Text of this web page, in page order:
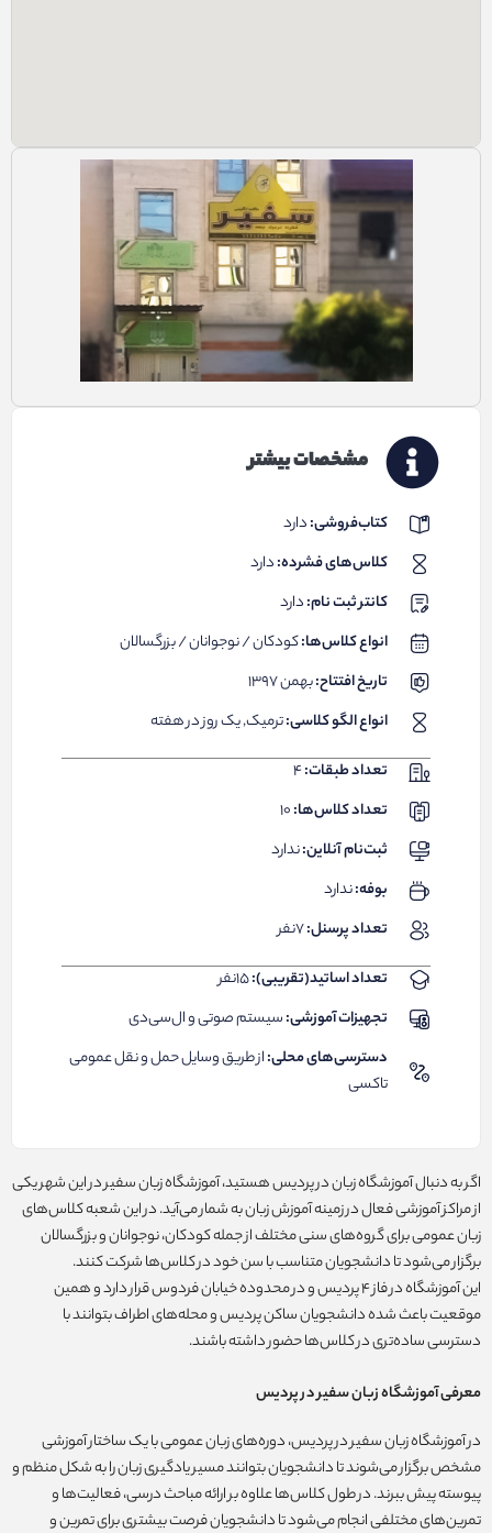
مشخصات بیشتر
کتاب‌فروشی:دارد
کلاس‌های فشرده:دارد
کانتر ثبت نام:دارد
انواع کلاس‌ها:کودکان / نوجوانان / بزرگسالان
تاریخ افتتاح:بهمن ۱۳۹۷
انواع الگو کلاسی:ترمیک, یک روز در هفته
تعداد طبقات:۴
تعداد کلاس‌ها:
ثبت‌نام آنلاین:ندارد
بوفه:ندارد
تعداد پرسنل:
تعداد اساتید(تقریبی):
تجهیزات آموزشی:سیستم صوتی و ال‌سی‌دی
دسترسی‌های محلی:از طریق وسایل حمل و نقل عمومی
تاکسی
اگر به دنبال آموزشگاه زبان در پردیس هستید، آموزشگاه زبان سفیر در این شهر یکی
از مراکز آموزشی فعال در زمینه آموزش زبان به شمار می‌آید. در این شعبه کلاس‌های
زبان عمومی برای گروه‌های سنی مختلف از جمله کودکان، نوجوانان و بزرگسالان
برگزار می‌شود تا دانشجویان متناسب با سن خود در کلاس‌ها شرکت کنند.
این آموزشگاه در فاز ۴ پردیس و در محدوده خیابان فردوس قرار دارد و همین
موقعیت باعث شده دانشجویان ساکن پردیس و محله‌های اطراف بتوانند با
دسترسی ساده‌تری در کلاس‌ها حضور داشته باشند.
معرفی آموزشگاه زبان سفیر در پردیس
در آموزشگاه زبان سفیر در پردیس، دوره‌های زبان عمومی با یک ساختار آموزشی
مشخص برگزار می‌شوند تا دانشجویان بتوانند مسیر یادگیری زبان را به شکل منظم و
پیوسته پیش ببرند. در طول کلاس‌ها علاوه بر ارائه مباحث درسی، فعالیت‌ها و
تمرین‌های مختلفی انجام می‌شود تا دانشجویان فرصت بیشتری برای تمرین و